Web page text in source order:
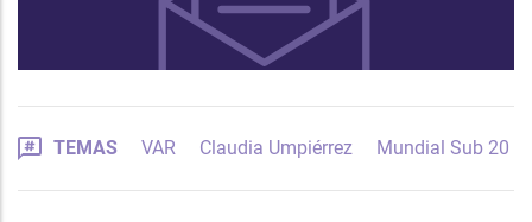
TEMAS VAR Claudia Umpiérrez Mundial Sub 20